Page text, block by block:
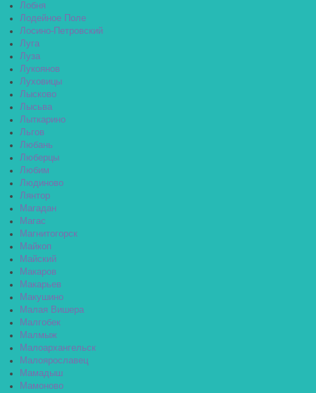
Лобня
Лодейное Поле
Лосино-Петровский
Луга
Луза
Лукоянов
Луховицы
Лысково
Лысьва
Лыткарино
Льгов
Любань
Люберцы
Любим
Людиново
Лянтор
Магадан
Магас
Магнитогорск
Майкоп
Майский
Макаров
Макарьев
Макушино
Малая Вишера
Малгобек
Малмыж
Малоархангельск
Малоярославец
Мамадыш
Мамоново